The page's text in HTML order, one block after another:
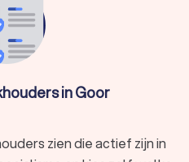
in Goor
zien die actief zijn in